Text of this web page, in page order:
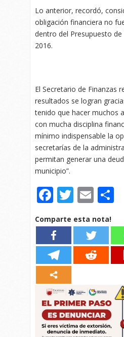
Lo anterior, recordó,
obligación financiera no
dentro del Presupuesto
2016.
El Secretario de Finanzas
resultados se logran
tenido que hacer muchos
con mucha disciplina
mínimo indispensable la
secretarías de la
permitan generar una
municipio”.
Facebook
Twitter
Email
Comparte esta nota!